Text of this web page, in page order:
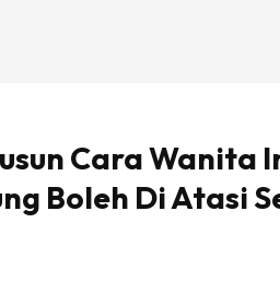
Cara Wanita
Boleh Di Atasi